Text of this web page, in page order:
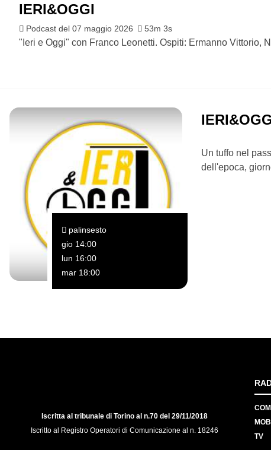
IERI&OGGI
Podcast del 07 maggio 2026 53m 3s
"Ieri e Oggi" con Franco Leonetti. Ospiti: Ermanno Vittorio,
palinsesto
gio 14:00
lun 16:00
mar 18:00
Un tuffo nel
dell'epoca,
Iscritta al tribunale di Torino al n.70 del 29/11/2018
Iscritto al Registro Operatori di Comunicazione al n. 18246
TV